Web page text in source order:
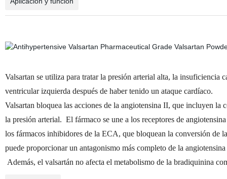
Valsartan se utiliza para tratar la presión arterial alta, la insuficiencia
ventricular izquierda después de haber tenido un ataque cardíaco.
Valsartan bloquea las acciones de la angiotensina II, que incluyen
la presión arterial. El fármaco se une a los receptores de
los fármacos inhibidores de la ECA, que bloquean la conversión de
puede proporcionar un antagonismo más completo de la
Además, el valsartán no afecta el metabolismo de la bradiquinina